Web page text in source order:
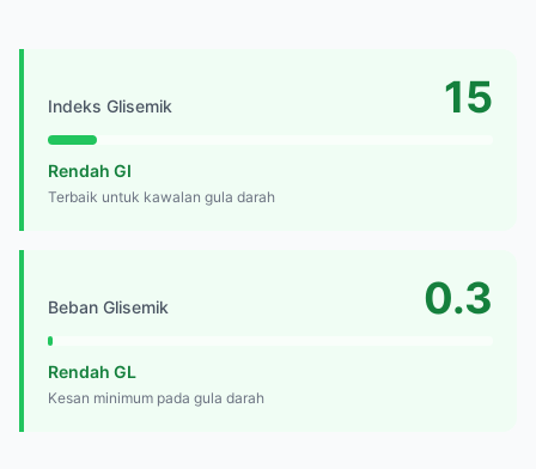
Indeks Glisemik 15
Rendah GI
Terbaik untuk kawalan gula darah
Beban Glisemik 0.3
Rendah GL
Kesan minimum pada gula darah